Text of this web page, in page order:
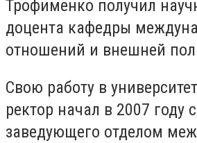
Трофименко получил
доцента кафедры
отношений и внешней
Свою работу в
ректор начал в 2007 году
заведующего отделом